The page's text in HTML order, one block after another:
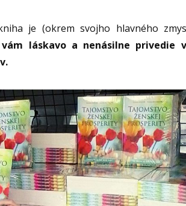
je (okrem svojho hlavného
láskavo a nenásilne privedie